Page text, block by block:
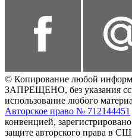
© Копирование любой
ЗАПРЕЩЕНО, без указания
использование любого
Авторское право № 712144451
конвенцией,
защите авторского права в